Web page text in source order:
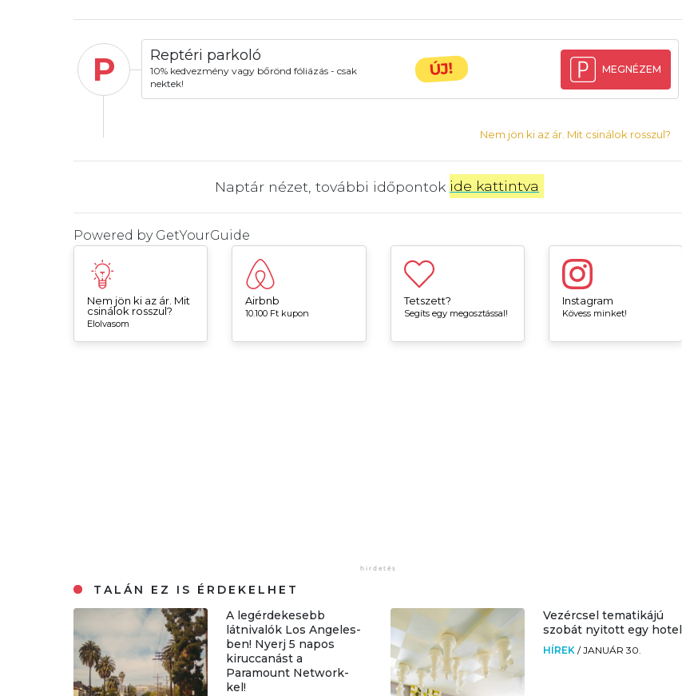
P Reptéri parkoló
10% kedvezmény vagy bőrönd fóliázás - csak
nektek!
ÚJ! MEGNÉZEM
Nem jön ki az ár. Mit csinálok rosszul?
Naptár nézet, további időpontok ide kattintva
Powered by GetYourGuide
Nem jön ki az ár. Mit
csinálok rosszul?
Elolvasom
Airbnb
10.100 Ft kupon
Tetszett?
Segíts egy megosztással!
Instagram
Kövess minket!
TALÁN EZ IS ÉRDEKELHET
A legérdekesebb
látnivalók Los Angeles-
ben! Nyerj 5 napos
kiruccanást a
Paramount Network-
kel!
Vezércsel tematikájú
szobát nyitott egy hotel
HÍREK /JANUÁR 30.